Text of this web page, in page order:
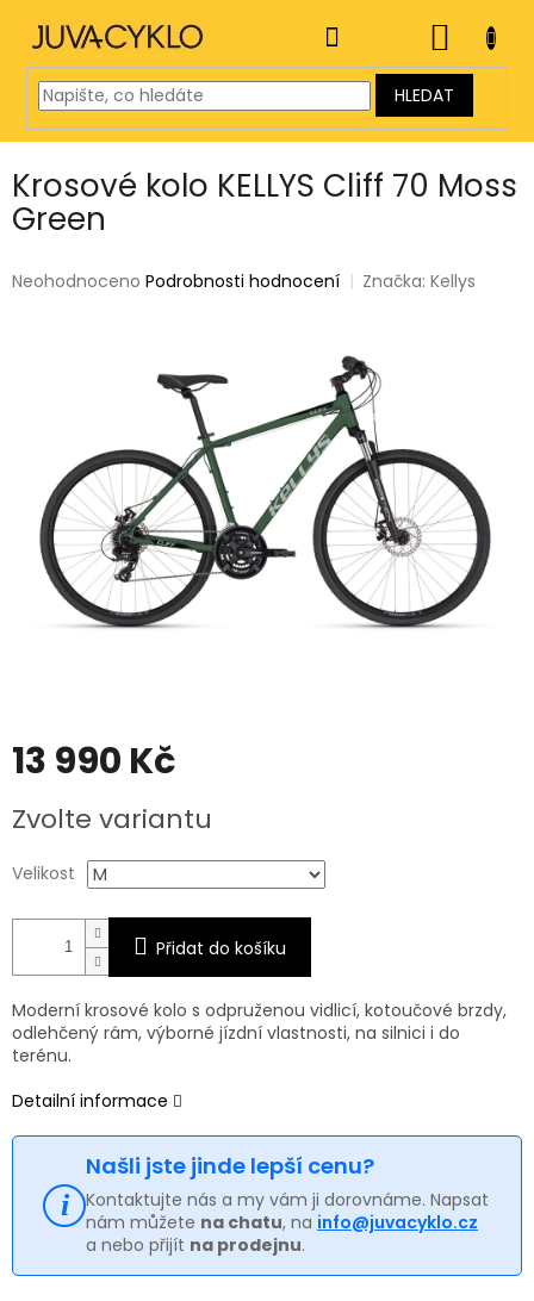
obsah
HLEDAT
KOŠÍK
Krosové kolo KELLYS Cliff 70 Moss
Green
Průměrné
Neohodnoceno Podrobnosti hodnocení Značka:Kellys
13 990 Kč
cena:
Zvolte variantu
Velikost
Přidat do košíku
Moderní krosové kolo s odpruženou vidlicí, kotoučové brzdy,
odlehčený rám, výborné jízdní vlastnosti, na silnici i do
terénu.
Detailní informace
Našli jste jinde lepší cenu?
Kontaktujte nás a my vám ji dorovnáme. Napsat
nám můžete na chatu, na info@juvacyklo.cz
a nebo přijít na prodejnu.